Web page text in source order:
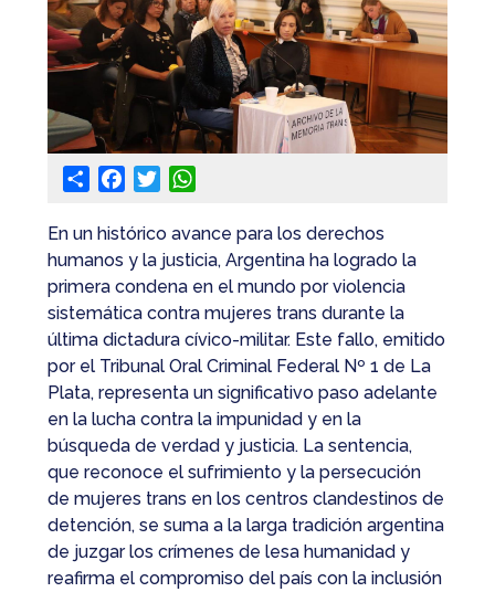
Share Facebook
Twitter
En un histórico avance para los derechos
humanos y la justicia, Argentina ha logrado la
primera condena en el mundo por violencia
sistemática contra mujeres trans durante la
última dictadura cívico-militar. Este fallo, emitido
por el Tribunal Oral Criminal Federal Nº 1 de La
Plata, representa un significativo paso adelante
en la lucha contra la impunidad y en la
búsqueda de verdad y justicia. La sentencia,
que reconoce el sufrimiento y la persecución
de mujeres trans en los centros clandestinos de
detención, se suma a la larga tradición argentina
de juzgar los crímenes de lesa humanidad y
reafirma el compromiso del país con la inclusión
(011) 4823 0294
@apa_oficial
info@apaeronauticos.org.ar
OTRAS SECCIONES
ELECCIÓN DE DELEGADXS
TURISMO